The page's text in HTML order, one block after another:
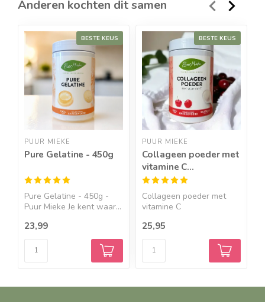
Anderen kochten dit samen
BESTE KEUS
PUUR MIEKE
Pure Gelatine - 450g
Pure Gelatine - 450g -
Puur Mieke Je kent waar...
23,99
BESTE KEUS
PUUR MIEKE
Collageen poeder met
vitamine C
gehydrolyseerd - 300g
Collageen poeder met
vitamine C
25,95